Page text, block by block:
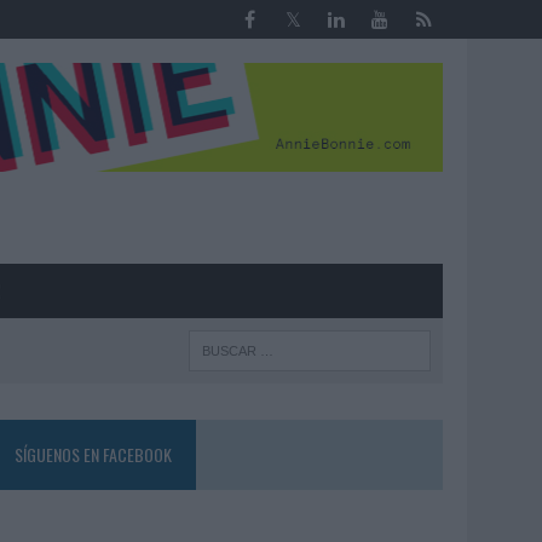
SÍGUENOS EN FACEBOOK